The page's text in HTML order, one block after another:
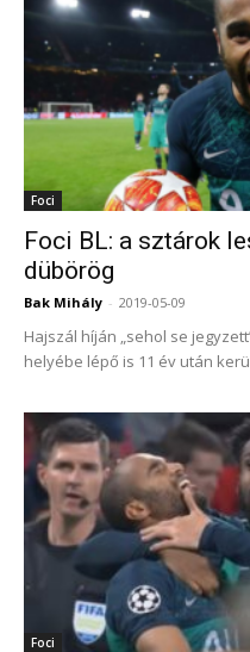
Foci
Foci BL: a sztárok
dübörög
Bak Mihály - 2019-05-09
Hajszál híján „sehol se
helyébe lépő is 11 év után
Foci